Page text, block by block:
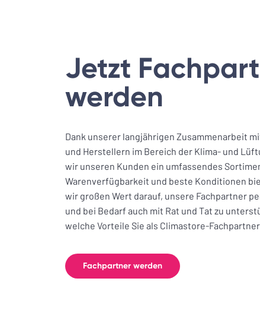
Jetzt
werden
Dank unserer langjährigen Zusammenarbeit
und Herstellern im Bereich der Klima- und
wir unseren Kunden ein umfassendes
Warenverfügbarkeit und beste Konditionen
wir großen Wert darauf, unsere Fachpartner
und bei Bedarf auch mit Rat und Tat zu
welche Vorteile Sie als Climastore-
Fachpartner werden